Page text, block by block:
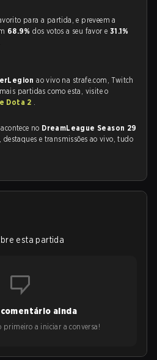
para a partida, e preveem a
68.9%dos votos a seu favor e 31.1%
ao vivo na strafe.com, Twitch
partidas como esta, visite o
Dota 2 .
no DreamLeague Season 29
destaques e transmissões ao vivo, tudo
esta partida
comentário ainda
primeiro a iniciar a conversa!